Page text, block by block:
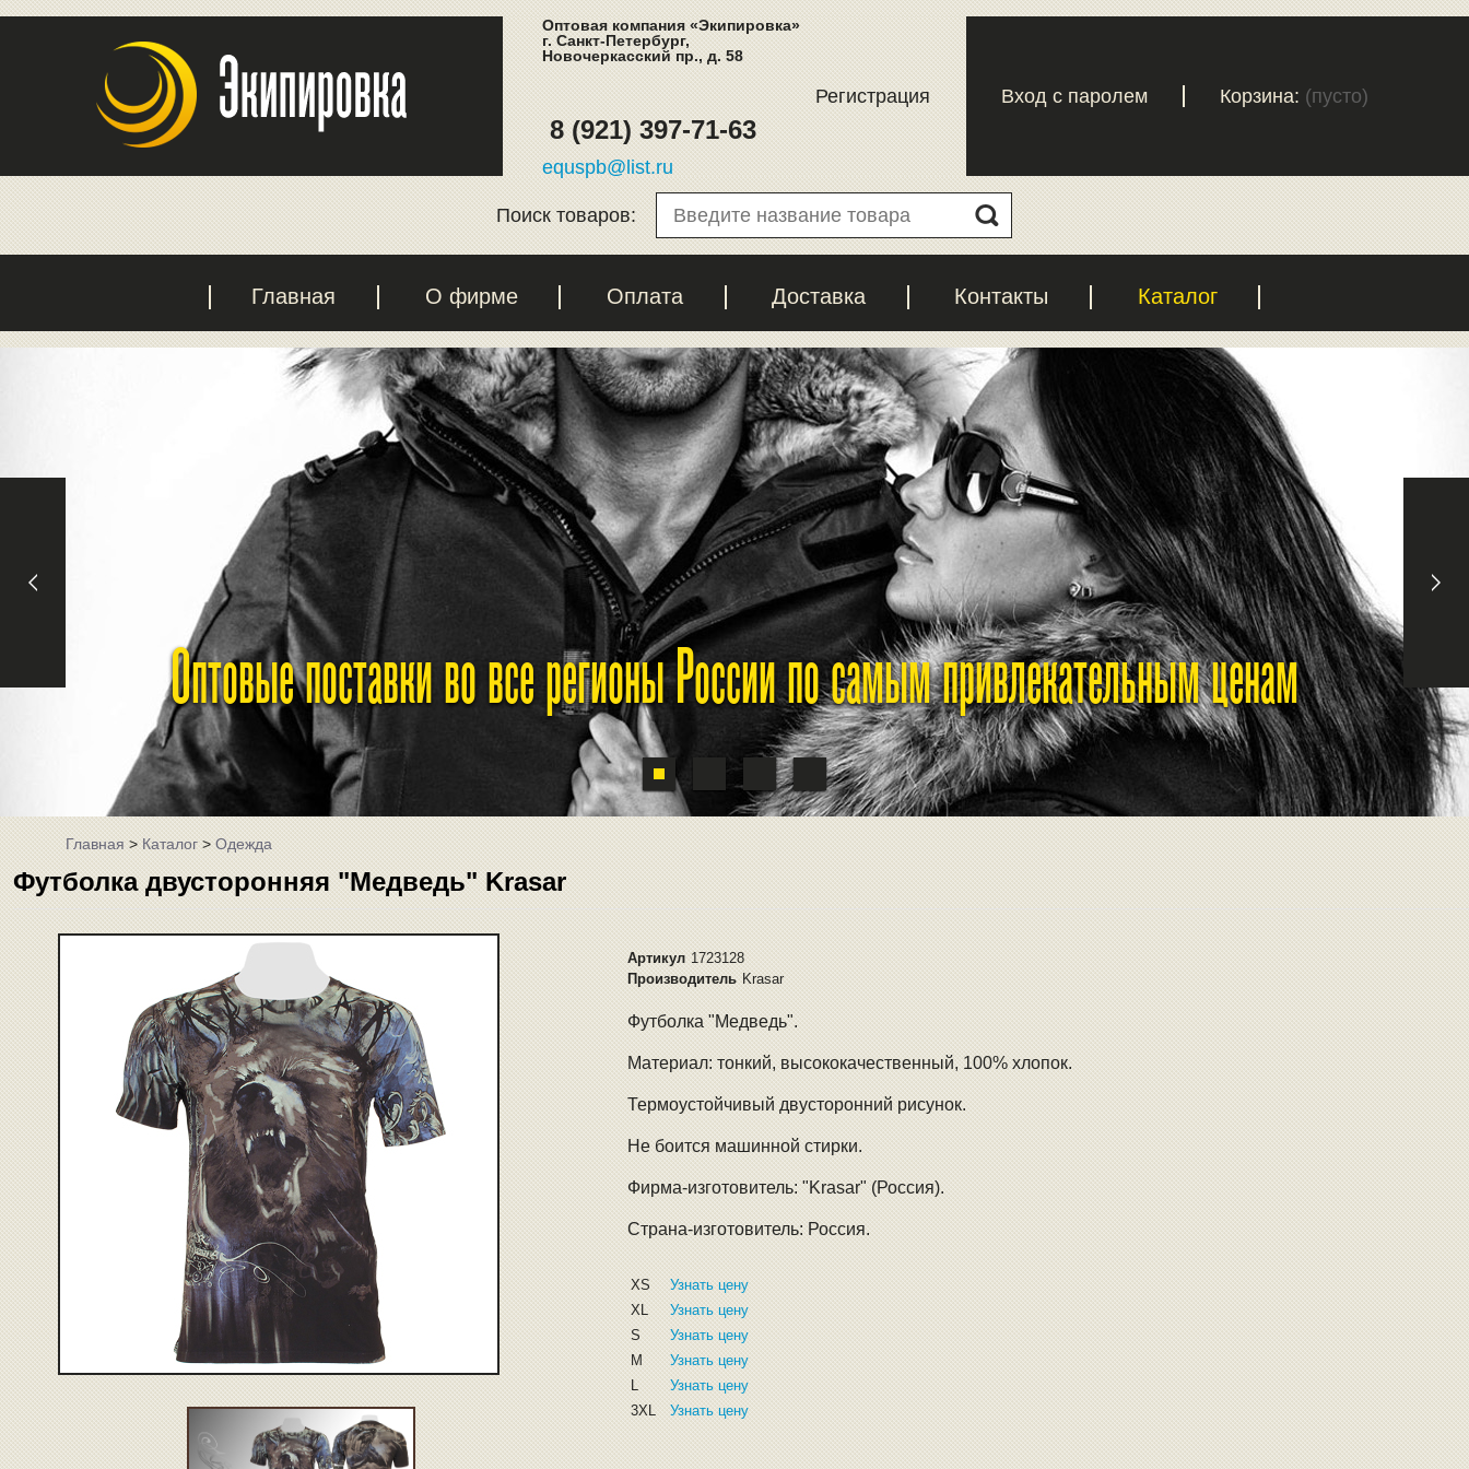
Оптовая компания «Экипировка»
г. Санкт-Петербург,
Новочеркасский пр., д. 58
8 (921) 397-71-63
equspb@list.ru
Регистрация Вход с паролем Корзина: (пусто)
Поиск товаров:
Главная О фирме Оплата Доставка Контакты Каталог
Оптовые поставки во все регионы России по самым привлекательным ценам
Главная>Каталог>Одежда
Футболка двусторонняя "Медведь" Krasar
Артикул 1723128
Производитель Krasar
Футболка "Медведь".
Материал: тонкий, высококачественный, 100% хлопок.
Термоустойчивый двусторонний рисунок.
Не боится машинной стирки.
Фирма-изготовитель: "Krasar" (Россия).
Страна-изготовитель: Россия.
XS
Узнать цену
XL
Узнать цену
S
Узнать цену
M
Узнать цену
L
Узнать цену
3XL
Узнать цену